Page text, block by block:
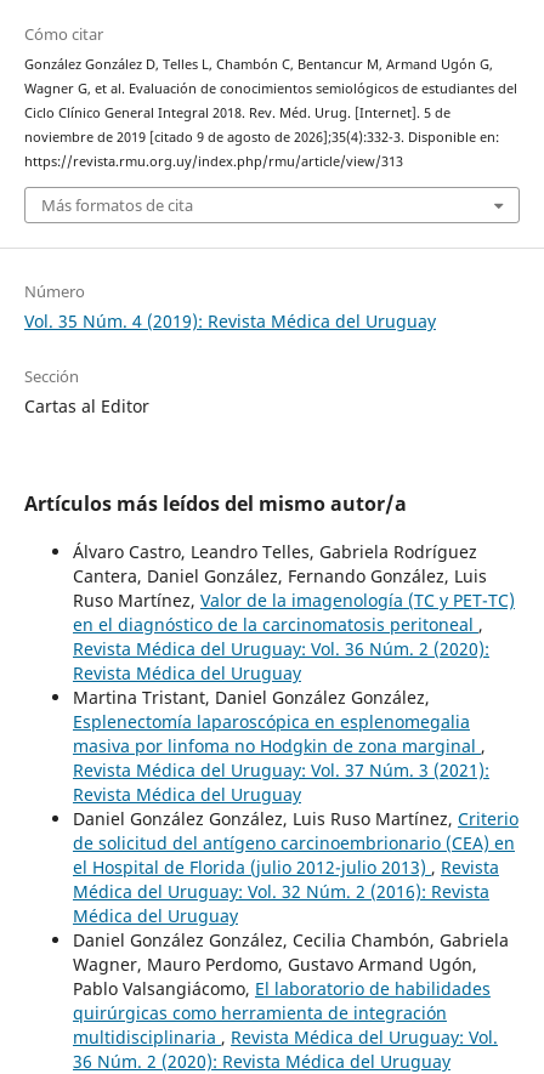
Cómo citar
González González D, Telles L, Chambón C, Bentancur M, Armand Ugón G,
Wagner G, et al. Evaluación de conocimientos semiológicos de estudiantes del
Ciclo Clínico General Integral 2018. Rev. Méd. Urug. [Internet]. 5 de
noviembre de 2019 [citado 9 de agosto de 2026];35(4):332-3. Disponible en:
https://revista.rmu.org.uy/index.php/rmu/article/view/313
Más formatos de cita
Número
Vol. 35 Núm. 4 (2019): Revista Médica del Uruguay
Sección
Cartas al Editor
Artículos más leídos del mismo autor/a
Álvaro Castro, Leandro Telles, Gabriela Rodríguez
Cantera, Daniel González, Fernando González, Luis
Ruso Martínez, Valor de la imagenología (TC y PET-TC)
en el diagnóstico de la carcinomatosis peritoneal ,
Revista Médica del Uruguay: Vol. 36 Núm. 2 (2020):
Revista Médica del Uruguay
Martina Tristant, Daniel González González,
Esplenectomía laparoscópica en esplenomegalia
masiva por linfoma no Hodgkin de zona marginal ,
Revista Médica del Uruguay: Vol. 37 Núm. 3 (2021):
Revista Médica del Uruguay
Daniel González González, Luis Ruso Martínez, Criterio
de solicitud del antígeno carcinoembrionario (CEA) en
el Hospital de Florida (julio 2012-julio 2013) , Revista
Médica del Uruguay: Vol. 32 Núm. 2 (2016): Revista
Médica del Uruguay
Daniel González González, Cecilia Chambón, Gabriela
Wagner, Mauro Perdomo, Gustavo Armand Ugón,
Pablo Valsangiácomo, El laboratorio de habilidades
quirúrgicas como herramienta de integración
multidisciplinaria , Revista Médica del Uruguay: Vol.
36 Núm. 2 (2020): Revista Médica del Uruguay